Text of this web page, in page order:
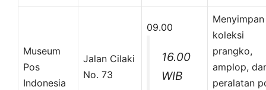
Museum
Pos
Indonesia
Jalan Cilaki
No. 73
09.00
16.00
WIB
Menyimpan
koleksi
prangko,
amplop,
peralatan